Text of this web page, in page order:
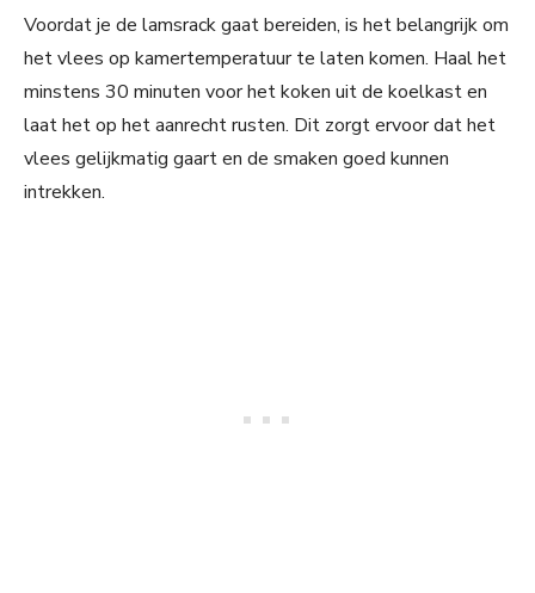
Voordat je de lamsrack gaat bereiden, is het belangrijk om
het vlees op kamertemperatuur te laten komen. Haal het
minstens 30 minuten voor het koken uit de koelkast en
laat het op het aanrecht rusten. Dit zorgt ervoor dat het
vlees gelijkmatig gaart en de smaken goed kunnen
intrekken.